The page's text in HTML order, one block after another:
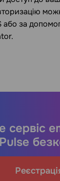
або за
сервіс